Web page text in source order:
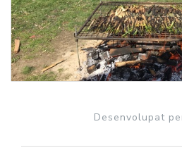
Desenvolupat